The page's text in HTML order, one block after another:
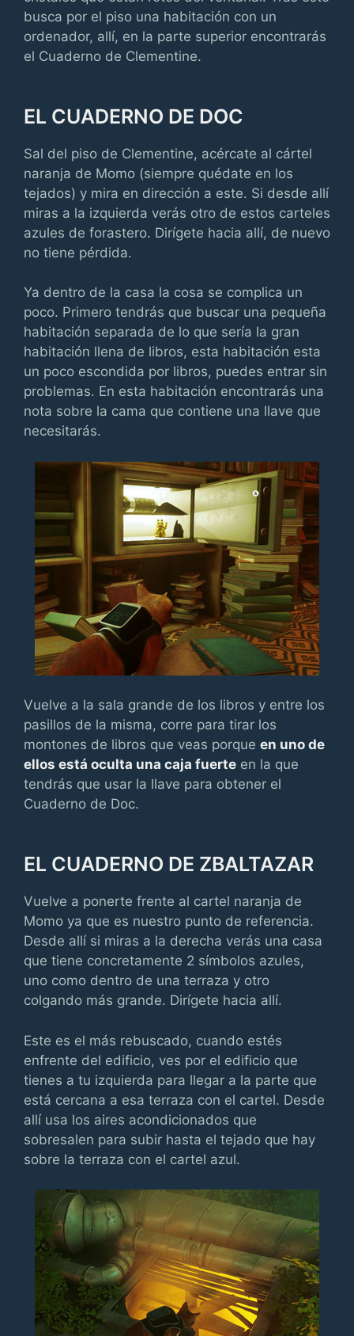
busca por el piso una habitación con un
ordenador, allí, en la parte superior encontrarás
el Cuaderno de Clementine.
EL CUADERNO DE DOC
Sal del piso de Clementine, acércate al cártel
naranja de Momo (siempre quédate en los
tejados) y mira en dirección a este. Si desde allí
miras a la izquierda verás otro de estos carteles
azules de forastero. Dirígete hacia allí, de nuevo
no tiene pérdida.
Ya dentro de la casa la cosa se complica un
poco. Primero tendrás que buscar una pequeña
habitación separada de lo que sería la gran
habitación llena de libros, esta habitación esta
un poco escondida por libros, puedes entrar sin
problemas. En esta habitación encontrarás una
nota sobre la cama que contiene una llave que
necesitarás.
Vuelve a la sala grande de los libros y entre los
pasillos de la misma, corre para tirar los
montones de libros que veas porque en uno de
ellos está oculta una caja fuerte en la que
tendrás que usar la llave para obtener el
Cuaderno de Doc.
EL CUADERNO DE ZBALTAZAR
Vuelve a ponerte frente al cartel naranja de
Momo ya que es nuestro punto de referencia.
Desde allí si miras a la derecha verás una casa
que tiene concretamente 2 símbolos azules,
uno como dentro de una terraza y otro
colgando más grande. Dirígete hacia allí.
Este es el más rebuscado, cuando estés
enfrente del edificio, ves por el edificio que
tienes a tu izquierda para llegar a la parte que
está cercana a esa terraza con el cartel. Desde
allí usa los aires acondicionados que
sobresalen para subir hasta el tejado que hay
sobre la terraza con el cartel azul.